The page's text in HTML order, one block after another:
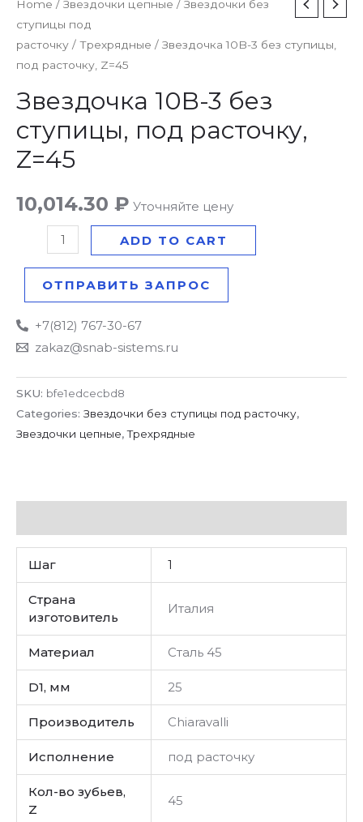
Home / Звездочки цепные / Звездочки без
ступицы под
расточку / Трехрядные / Звездочка 10B-3 без ступицы,
под расточку, Z=45
Звездочка 10B-3 без
ступицы, под расточку,
Z=45
10,014.30 ₽ Уточняйте цену
Звездочка
10B-
3
без
ступицы,
под
расточку,
Z=45
ADD TO CART
ОТПРАВИТЬ ЗАПРОС
+7(812) 767-30-67
zakaz@snab-sistems.ru
SKU: bfe1edcecbd8
Categories: Звездочки без ступицы под расточку,
Звездочки цепные,Трехрядные
Шаг 1
Страна
изготовитель
Италия
Материал Сталь 45
D1, мм 25
Производитель Chiaravalli
Исполнение под расточку
Кол-во зубьев,
Z
45